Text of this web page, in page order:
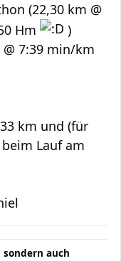
(22,30 km @
Hm
)
7:39 min/km
km und (für
Lauf am
auch